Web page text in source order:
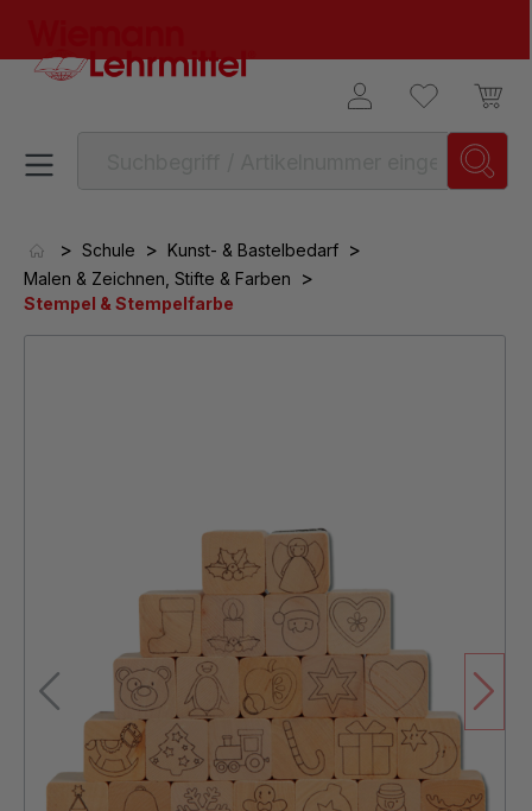
> Schule > Kunst- & Bastelbedarf >
Malen & Zeichnen, Stifte & Farben >
Stempel & Stempelfarbe